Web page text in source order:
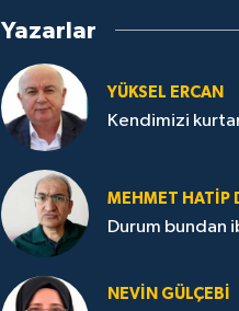
Yazarlar
YÜKSEL ERCAN
Kendimizi
MEHMET HATİP
Durum bundan
NEVİN GÜLÇEBİ